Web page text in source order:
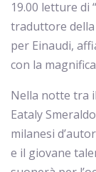
19.00 letture di “
traduttore
per Einaudi,
con la magnifica
Nella notte tra
Eataly
milanesi
e il giovane